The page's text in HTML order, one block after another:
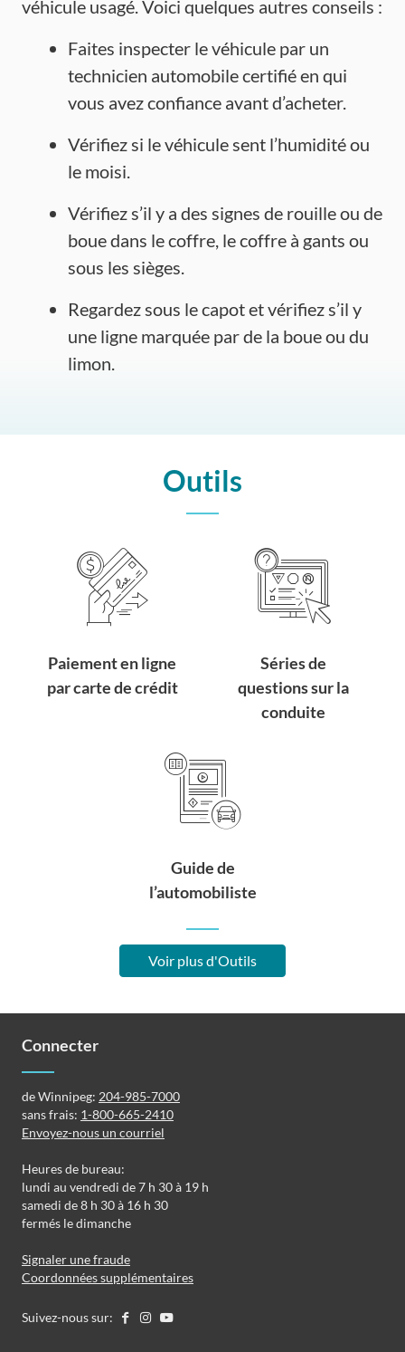
véhicule usagé. Voici quelques autres conseils :
Faites inspecter le véhicule par un
technicien automobile certifié en qui
vous avez confiance avant d’acheter.
Vérifiez si le véhicule sent l’humidité ou
le moisi.
Vérifiez s’il y a des signes de rouille ou de
boue dans le coffre, le coffre à gants ou
sous les sièges.
Regardez sous le capot et vérifiez s’il y
une ligne marquée par de la boue ou du
limon.
Outils
Paiement en ligne
par carte de crédit
Séries de
questions sur la
conduite
Guide de
l’automobiliste
Voir plus d'Outils
Connecter
de Winnipeg: 204-985-7000
sans frais: 1-800-665-2410
Envoyez-nous un courriel
Heures de bureau:
lundi au vendredi de 7 h 30 à 19 h
samedi de 8 h 30 à 16 h 30
fermés le dimanche
Signaler une fraude
Coordonnées supplémentaires
Suivez-nous sur: